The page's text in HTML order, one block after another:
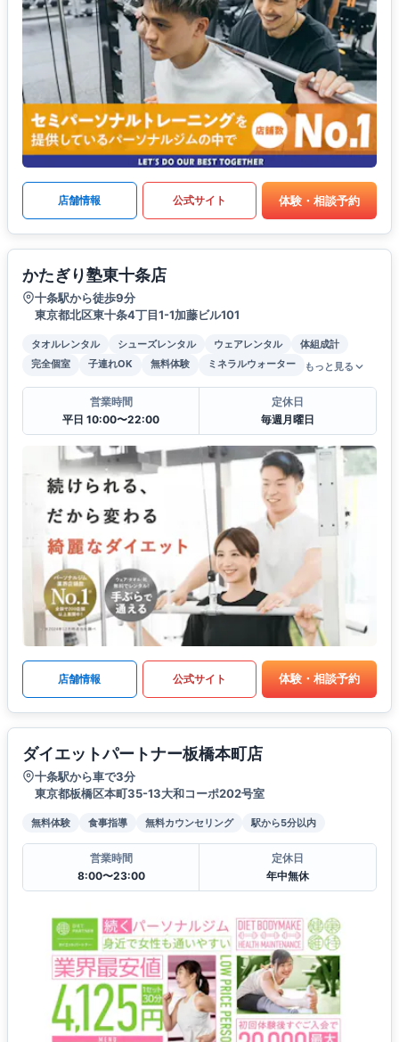
店舗情報 公式サイト 体験・相談予約
かたぎり塾東十条店
十条駅から徒歩9分
東京都北区東十条4丁目1-1加藤ビル101
タオルレンタル シューズレンタル ウェアレンタル
体組成計
完全個室
子連れOK 無料体験 ミネラルウォーター もっと見る
営業時間
平日 10:00〜22:00
定休日
毎週月曜日
店舗情報 公式サイト 体験・相談予約
ダイエットパートナー板橋本町店
十条駅から車で3分
東京都板橋区本町35-13大和コーポ202号室
無料体験 食事指導 無料カウンセリング 駅から5分以内
営業時間
8:00〜23:00
定休日
年中無休